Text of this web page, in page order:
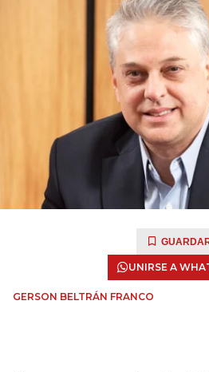
UNIRSE A
GERSON BELTRÁN FRANCO